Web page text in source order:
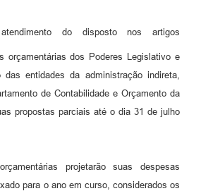
do disposto nos artigos
orçamentárias dos Poderes Legislativo e
entidades da administração indireta,
de Contabilidade e Orçamento da
propostas parciais até o dia 31 de julho
projetarão suas despesas
para o ano em curso, considerados os